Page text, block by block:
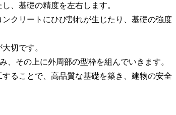
、基礎の精度を左右します。
クリートにひび割れが生じたり、基礎の強度
切です。
、その上に外周部の型枠を組んでいきます。
ることで、高品質な基礎を築き、建物の安全